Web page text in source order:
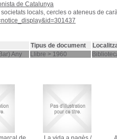
de Catalunya
locals, cercles o ateneus de
Tipus de document
Any Llibre > 1960